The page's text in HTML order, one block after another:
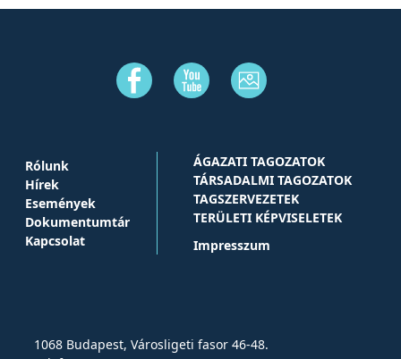
Rólunk
Hírek
Események
Dokumentumtár
Kapcsolat
ÁGAZATI TAGOZATOK
TÁRSADALMI TAGOZATOK
TAGSZERVEZETEK
TERÜLETI KÉPVISELETEK
Impresszum
1068 Budapest, Városligeti fasor 46-48.